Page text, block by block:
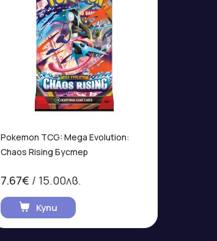
Pokemon TCG: Mega Evolution:
Chaos Rising Бустер
7.67€ / 15.00лв.
Купи